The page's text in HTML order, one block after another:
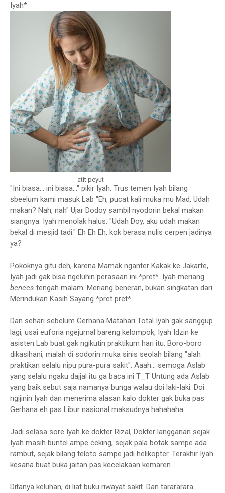
Iyah*
atit peyut
"Ini biasa... ini biasa..." pikir Iyah. Trus temen Iyah bilang
sbeelum kami masuk Lab "Eh, pucat kali muka mu Mad, Udah
makan? Nah, nah" Ujar Dodoy sambil nyodorin bekal makan
siangnya. Iyah menolak halus. "Udah Doy, aku udah makan
bekal di mesjid tadi." Eh Eh Eh, kok berasa nulis cerpen jadinya
ya?
Pokoknya gitu deh, karena Mamak nganter Kakak ke Jakarte,
Iyah jadi gak bisa ngeluhin perasaan ini *pret*. Iyah meriang
bences tengah malam. Meriang beneran, bukan singkatan dari
Merindukan Kasih Sayang *pret pret*
Dan sehari sebelum Gerhana Matahari Total Iyah gak sanggup
lagi, usai euforia ngejurnal bareng kelompok, Iyah Idzin ke
asisten Lab buat gak ngikutin praktikum hari itu. Boro-boro
dikasihani, malah di sodorin muka sinis seolah bilang "alah
praktikan selalu nipu pura-pura sakit". Aaah... semoga Aslab
yang selalu ngaku dajjal itu ga baca ini T_T Untung ada Aslab
yang baik sebut saja namanya bunga walau doi laki-laki. Doi
ngijinin Iyah dan menerima alasan kalo dokter gak buka pas
Gerhana eh pas Libur nasional maksudnya hahahaha
Jadi selasa sore Iyah ke dokter Rizal, Dokter langganan sejak
Iyah masih buntel ampe ceking, sejak pala botak sampe ada
rambut, sejak bilang teloto sampe jadi helikopter. Terakhir Iyah
kesana buat buka jaitan pas kecelakaan kemaren.
Ditanya keluhan, di liat buku riwayat sakit. Dan tarararara